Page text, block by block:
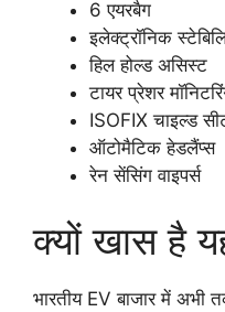
6 एयरबैग
इलेक्ट्रॉनिक
हिल होल्ड असिस्ट
टायर प्रेशर
ISOFIX चाइल्ड
ऑटोमैटिक हेडलैंप्स
रेन सेंसिंग वाइपर्स
क्यों खास है
भारतीय EV बाजार में अभी